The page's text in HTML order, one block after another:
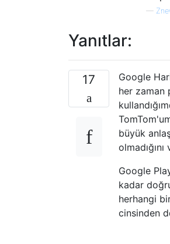
—
Yanıtlar:
17
Google
her zaman
büyük
Google
kadar
herhangi
cinsinden